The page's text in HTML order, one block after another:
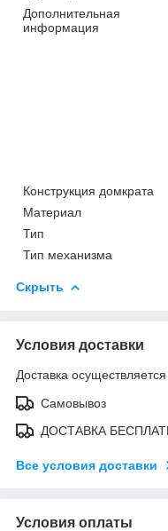
Дополнительная
информация
Конструкция домкрата
Материал
Тип
Тип механизма
Скрыть
Условия доставки
Доставка
Самовывоз
ДОСТАВКА
Все условия доставки
Условия оплаты